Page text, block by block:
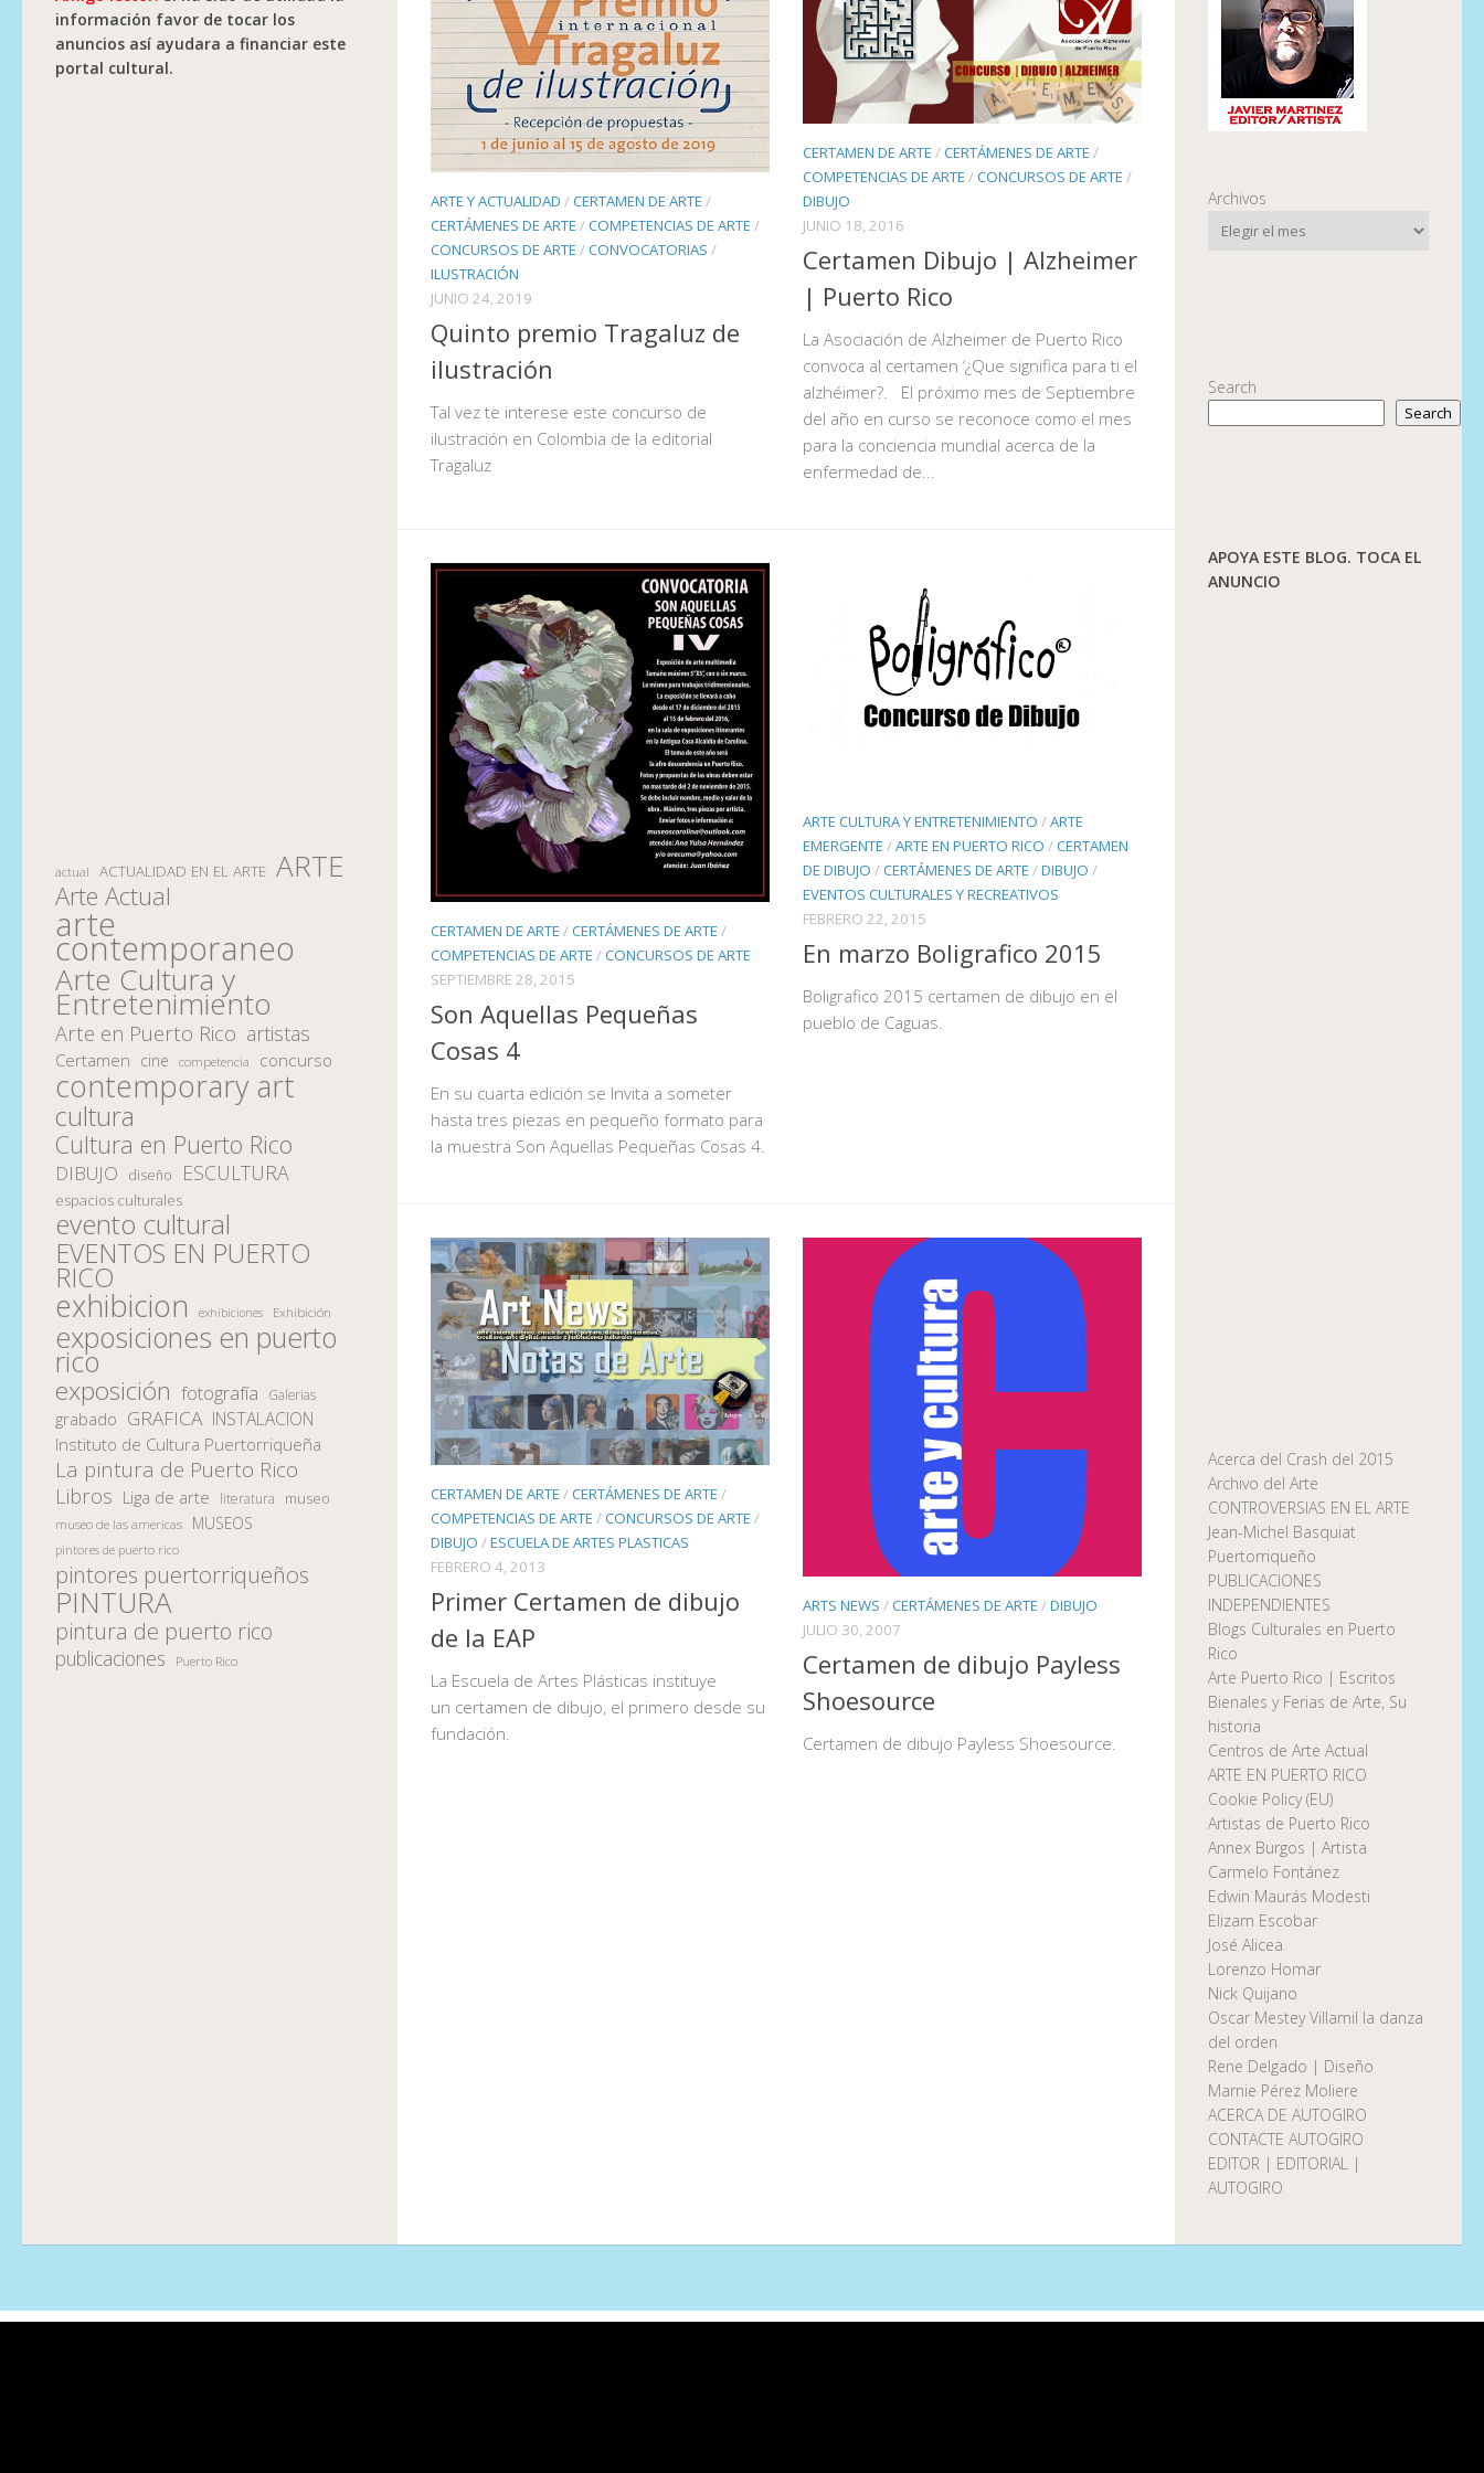
ARTE Y ACTUALIDAD /CERTAMEN DE ARTE /
CERTÁMENES DE ARTE /COMPETENCIAS DE ARTE /
CONCURSOS DE ARTE /CONVOCATORIAS /
ILUSTRACIÓN
JUNIO 24, 2019
Quinto premio Tragaluz de
ilustración
Tal vez te interese este concurso de
ilustración en Colombia de la editorial
Tragaluz
CERTAMEN DE ARTE /CERTÁMENES DE ARTE /
COMPETENCIAS DE ARTE /CONCURSOS DE ARTE /
DIBUJO
JUNIO 18, 2016
Certamen Dibujo | Alzheimer
| Puerto Rico
La Asociación de Alzheimer de Puerto Rico
convoca al certamen ‘¿Que significa para ti el
alzhéimer?. El próximo mes de Septiembre
del año en curso se reconoce como el mes
para la conciencia mundial acerca de la
enfermedad de...
CERTAMEN DE ARTE /CERTÁMENES DE ARTE /
COMPETENCIAS DE ARTE /CONCURSOS DE ARTE
SEPTIEMBRE 28, 2015
Son Aquellas Pequeñas
Cosas 4
En su cuarta edición se Invita a someter
hasta tres piezas en pequeño formato para
la muestra Son Aquellas Pequeñas Cosas 4.
ARTE CULTURA Y ENTRETENIMIENTO /ARTE
EMERGENTE /ARTE EN PUERTO RICO /CERTAMEN
DE DIBUJO /CERTÁMENES DE ARTE /DIBUJO /
EVENTOS CULTURALES Y RECREATIVOS
FEBRERO 22, 2015
En marzo Boligrafico 2015
Boligrafico 2015 certamen de dibujo en el
pueblo de Caguas.
CERTAMEN DE ARTE /CERTÁMENES DE ARTE /
COMPETENCIAS DE ARTE /CONCURSOS DE ARTE /
DIBUJO /ESCUELA DE ARTES PLASTICAS
FEBRERO 4, 2013
Primer Certamen de dibujo
de la EAP
La Escuela de Artes Plásticas instituye
un certamen de dibujo, el primero desde su
fundación.
ARTS NEWS /CERTÁMENES DE ARTE /DIBUJO
JULIO 30, 2007
Certamen de dibujo Payless
Shoesource
Certamen de dibujo Payless Shoesource.
información favor de tocar los
anuncios así ayudara a financiar este
portal cultural.
actual ACTUALIDAD EN EL ARTE ARTE
Arte Actual
arte
contemporaneo
Arte Cultura y
Entretenimiento
Arte en Puerto Rico artistas
Certamen cine competencia concurso
contemporary art
cultura
Cultura en Puerto Rico
DIBUJO diseño ESCULTURA
espacios culturales
evento cultural
EVENTOS EN PUERTO
RICO
exhibicion exhibiciones Exhibición
exposiciones en puerto
rico
exposición fotografía Galerias
grabado GRAFICA INSTALACION
Instituto de Cultura Puertorriqueña
La pintura de Puerto Rico
Libros Liga de arte literatura museo
museo de las americas MUSEOS
pintores de puerto rico
pintores puertorriqueños
PINTURA
pintura de puerto rico
publicaciones Puerto Rico
Archivos
Search
Search
APOYA ESTE BLOG. TOCA EL
ANUNCIO
Acerca del Crash del 2015
Archivo del Arte
CONTROVERSIAS EN EL ARTE
Jean-Michel Basquiat
Puertorriqueño
PUBLICACIONES
INDEPENDIENTES
Blogs Culturales en Puerto
Rico
Arte Puerto Rico | Escritos
Bienales y Ferias de Arte, Su
historia
Centros de Arte Actual
ARTE EN PUERTO RICO
Cookie Policy (EU)
Artistas de Puerto Rico
Annex Burgos | Artista
Carmelo Fontánez
Edwin Maurás Modesti
Elizam Escobar
José Alicea
Lorenzo Homar
Nick Quijano
Oscar Mestey Villamil la danza
del orden
Rene Delgado | Diseño
Marnie Pérez Moliere
ACERCA DE AUTOGIRO
CONTACTE AUTOGIRO
EDITOR | EDITORIAL |
AUTOGIRO